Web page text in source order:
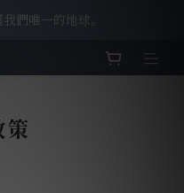
全新改版上線。
們唯一的地球。
全新改版上線。
策